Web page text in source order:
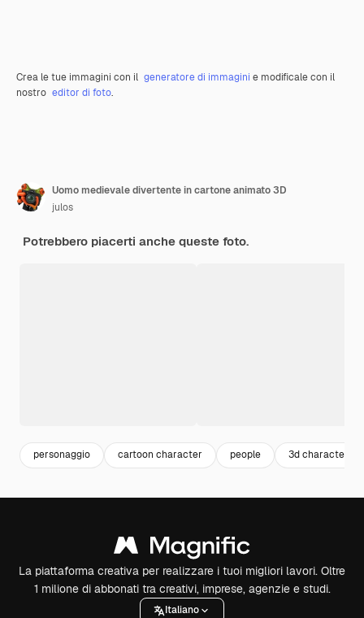
Crea le tue immagini con il generatore di immagini e modificale con il
nostro editor di foto.
Uomo medievale divertente in cartone animato 3D
julos
Potrebbero piacerti anche queste foto.
personaggio cartoon character people 3d character
La piattaforma creativa per realizzare i tuoi migliori lavori. Oltre
1 milione di abbonati tra creativi, imprese, agenzie e studi.
Italiano